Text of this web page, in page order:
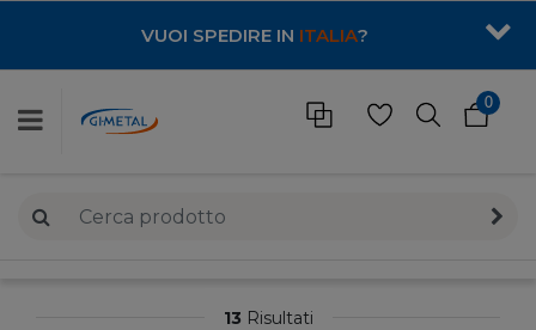
VUOI SPEDIRE IN ITALIA?
0
13 Risultati